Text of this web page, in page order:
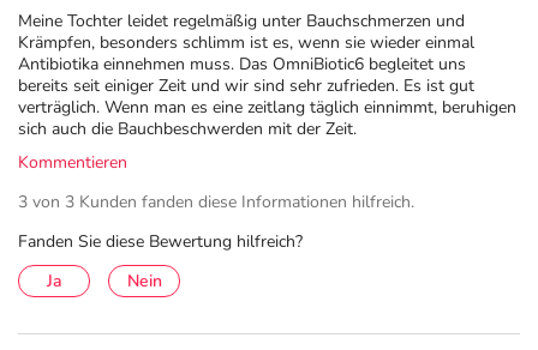
Meine Tochter leidet regelmäßig unter Bauchschmerzen und
Krämpfen, besonders schlimm ist es, wenn sie wieder einmal
Antibiotika einnehmen muss. Das OmniBiotic6 begleitet uns
bereits seit einiger Zeit und wir sind sehr zufrieden. Es ist gut
verträglich. Wenn man es eine zeitlang täglich einnimmt, beruhigen
sich auch die Bauchbeschwerden mit der Zeit.
Kommentieren
3 von 3 Kunden fanden diese Informationen hilfreich.
Fanden Sie diese Bewertung hilfreich?
Ja
Nein